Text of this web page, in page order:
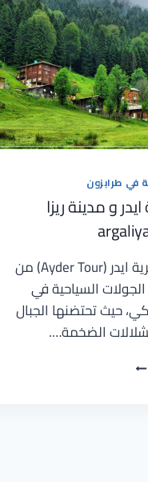
في طرابزون
و مدينة ريزا
تُعد جولة قرية ايدر (Ayder Tour) من
السياحية في
حيث تحتضنها الجبال
الضخمة….